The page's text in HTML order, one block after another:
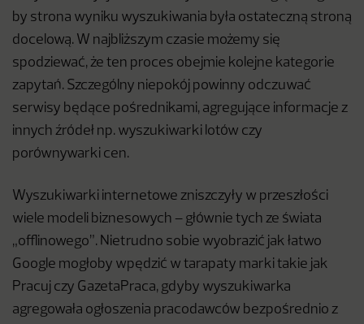
by strona wyniku wyszukiwania była ostateczną stroną
docelową. W najbliższym czasie możemy się
spodziewać, że ten proces obejmie kolejne kategorie
zapytań. Szczególny niepokój powinny odczuwać
serwisy będące pośrednikami, agregujące informacje z
innych źródeł np. wyszukiwarki lotów czy
porównywarki cen.
Wyszukiwarki internetowe zniszczyły w przeszłości
wiele modeli biznesowych – głównie tych ze świata
„offlinowego”. Nietrudno sobie wyobrazić jak łatwo
Google mogłoby wpędzić w tarapaty marki takie jak
Pracuj czy GazetaPraca, gdyby wyszukiwarka
agregowała ogłoszenia pracodawców bezpośrednio z